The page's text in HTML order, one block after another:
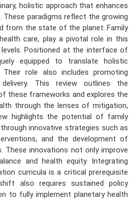
holistic approach that enhances
paradigms reflect the growing
from the state of the planet. Family
care, play a pivotal role in this
Positioned at the interface of
equipped to translate holistic
role also includes promoting
delivery. This review outlines the
these frameworks and explores the
through the lenses of mitigation,
highlights the potential of family
innovative strategies such as
and the development of
These innovations not only improve
and health equity. Integrating
curricula is a critical prerequisite
also requires sustained policy
to fully implement planetary health